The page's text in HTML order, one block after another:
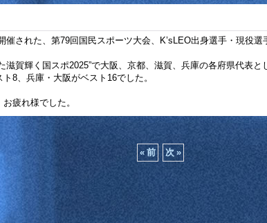
催された、第79回国民スポーツ大会、K’sLEO出身選手・現役選
賀輝く国スポ2025”で大阪、京都、滋賀、兵庫の各府県代表と
8、兵庫・大阪がベスト16でした。
疲れ様でした。
« 前 次 »